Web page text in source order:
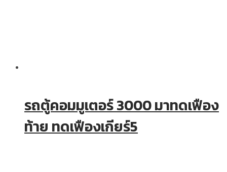
รถตู้คอมมูเตอร์ 3000 มาทดเฟือง
ท้าย ทดเฟืองเกียร์5